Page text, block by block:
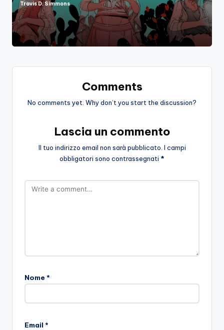
Posted
by
Travis D. Simmons
Comments
No comments yet. Why don’t you start the discussion?
Lascia un commento
Il tuo indirizzo email non sarà pubblicato. I campi
obbligatori sono contrassegnati *
Nome *
Email *